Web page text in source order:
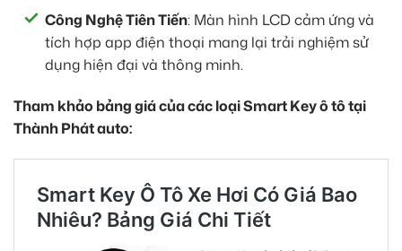
Công Nghệ Tiên Tiến: Màn hình LCD cảm ứng và
tích hợp app điện thoại mang lại trải nghiệm sử
dụng hiện đại và thông minh.
Tham khảo bảng giá của các loại Smart Key ô tô tại
Thành Phát auto: